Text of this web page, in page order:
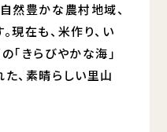
然豊かな農村地域、
現在も、米作り、い
｢きらびやかな海｣
、素晴らしい里山